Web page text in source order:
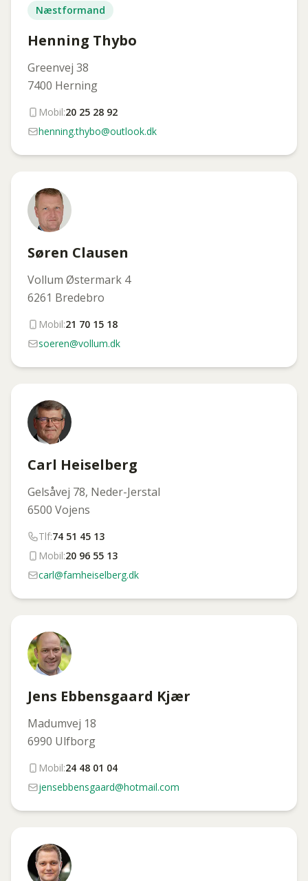
Næstformand
Henning Thybo
Greenvej 38
7400 Herning
Mobil:20 25 28 92
henning.thybo@outlook.dk
Søren Clausen
Vollum Østermark 4
6261 Bredebro
Mobil:21 70 15 18
soeren@vollum.dk
Carl Heiselberg
Gelsåvej 78, Neder-Jerstal
6500 Vojens
Tlf:74 51 45 13
Mobil:20 96 55 13
carl@famheiselberg.dk
Jens Ebbensgaard Kjær
Madumvej 18
6990 Ulfborg
Mobil:24 48 01 04
jensebbensgaard@hotmail.com